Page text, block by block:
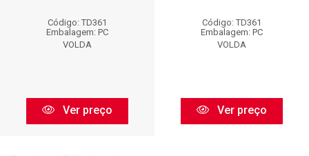
Código: TD361
Embalagem: PC
VOLDA
Ver preço
Código: TD361
Embalagem: PC
VOLDA
Ver preço